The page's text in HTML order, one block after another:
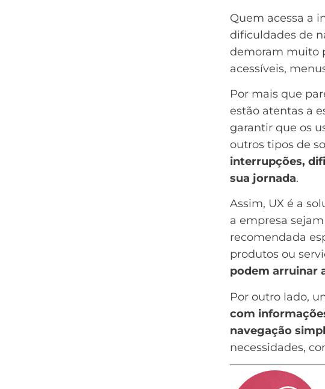
Quem acessa a
dificuldades de
demoram muito
acessíveis,
Por mais que
estão atentas a
garantir que os
outros tipos de
interrupções,
sua jornada.
Assim, UX é a
a empresa
recomendada
produtos ou
podem arruinar
Por outro lado,
com
navegação
necessidades,